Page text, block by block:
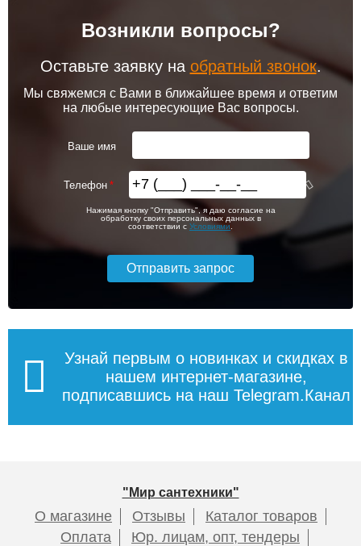
Возникли вопросы?
Оставьте заявку на обратный звонок.
Мы свяжемся с Вами в ближайшее время и ответим
на любые интересующие Вас вопросы.
Ваше имя
Телефон
Нажимая кнопку "Отправить", я даю согласие на
обработку своих персональных данных в
соответствии с Условиями
Узнай первым о новинках и скидках в
нашем интернет-магазине,
подписавшись на наш Telegram.Канал
"Мир сантехники"
О магазине Отзывы
Каталог товаров
Оплата
Юр. лицам, опт, тендеры